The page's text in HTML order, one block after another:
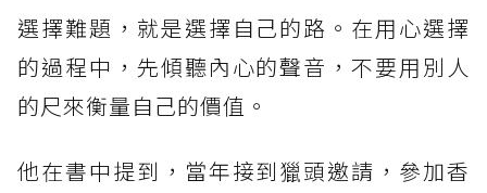
選擇難題，就是選擇自己的路。在用心選擇
的過程中，先傾聽內心的聲音，不要用別人
的尺來衡量自己的價值。
他在書中提到，當年接到獵頭邀請，參加香